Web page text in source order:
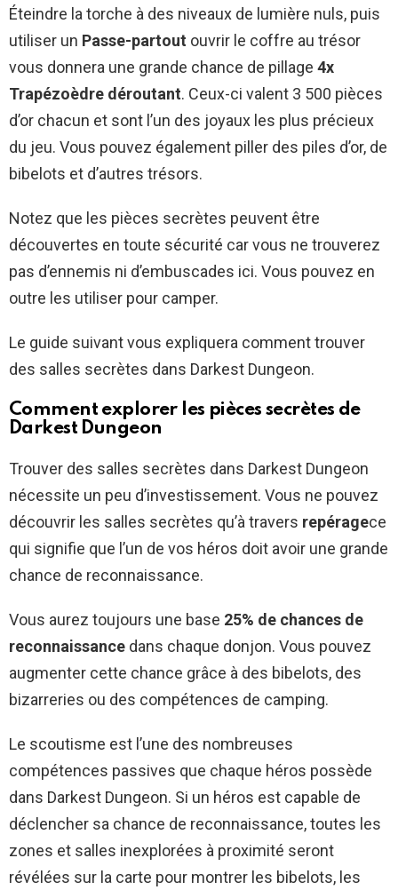
Éteindre la torche à des niveaux de lumière nuls, puis
utiliser un Passe-partout ouvrir le coffre au trésor
vous donnera une grande chance de pillage 4x
Trapézoèdre déroutant. Ceux-ci valent 3 500 pièces
d’or chacun et sont l’un des joyaux les plus précieux
du jeu. Vous pouvez également piller des piles d’or, de
bibelots et d’autres trésors.
Notez que les pièces secrètes peuvent être
découvertes en toute sécurité car vous ne trouverez
pas d’ennemis ni d’embuscades ici. Vous pouvez en
outre les utiliser pour camper.
Le guide suivant vous expliquera comment trouver
des salles secrètes dans Darkest Dungeon.
Comment explorer les pièces secrètes de
Darkest Dungeon
Trouver des salles secrètes dans Darkest Dungeon
nécessite un peu d’investissement. Vous ne pouvez
découvrir les salles secrètes qu’à travers repéragece
qui signifie que l’un de vos héros doit avoir une grande
chance de reconnaissance.
Vous aurez toujours une base 25% de chances de
reconnaissance dans chaque donjon. Vous pouvez
augmenter cette chance grâce à des bibelots, des
bizarreries ou des compétences de camping.
Le scoutisme est l’une des nombreuses
compétences passives que chaque héros possède
dans Darkest Dungeon. Si un héros est capable de
déclencher sa chance de reconnaissance, toutes les
zones et salles inexplorées à proximité seront
révélées sur la carte pour montrer les bibelots, les